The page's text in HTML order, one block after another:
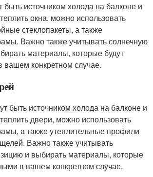
быть источником холода на балконе и
окна, можно использовать
стеклопакеты, а также
Важно также учитывать солнечную
материалы, которые будут
конкретном случае.
быть источником холода на балконе и
двери, можно использовать
а также утеплительные профили
Важно также учитывать
и выбирать материалы, которые
в вашем конкретном случае.